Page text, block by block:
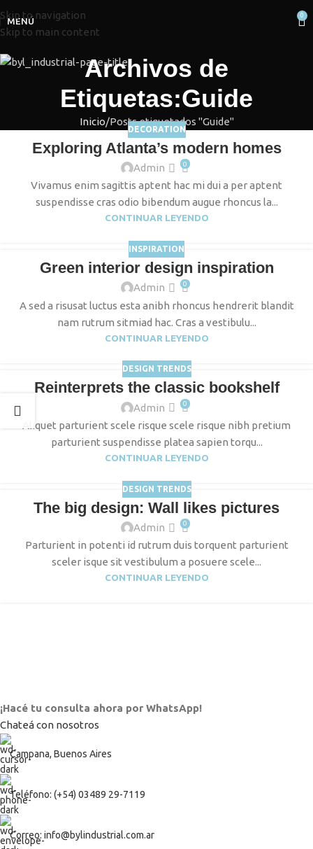
Skip to navigation
Skip to main content
MENÚ
0
Archivos de
Etiquetas:Guide
Inicio Posts etiquetados "Guide"
DECORATION
Exploring Atlanta’s modern homes
Admin 0
Vivamus enim sagittis aptent hac mi dui a per aptent
suspendisse cras odio bibendum augue rhoncus la...
CONTINUAR LEYENDO
INSPIRATION
Green interior design inspiration
Admin 0
A sed a risusat luctus esta anibh rhoncus hendrerit blandit
nam rutrum sitmiad hac. Cras a vestibulu...
CONTINUAR LEYENDO
DESIGN TRENDS
Reinterprets the classic bookshelf
Admin 0
Aliquet parturient scele risque scele risque nibh pretium
parturient suspendisse platea sapien torqu...
CONTINUAR LEYENDO
DESIGN TRENDS
The big design: Wall likes pictures
Admin 0
Parturient in potenti id rutrum duis torquent parturient
sceler isque sit vestibulum a posuere scele...
CONTINUAR LEYENDO
¡Hacé tu consulta ahora por WhatsApp!
Chateá con nosotros
Campana, Buenos Aires
Teléfono: (+54) 03489 29-7119
Correo: info@bylindustrial.com.ar